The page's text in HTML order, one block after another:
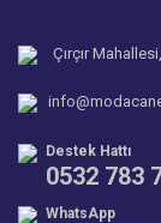
Bu ürüne
Çırçır
Destek Hattı
0532 783
WhatsApp